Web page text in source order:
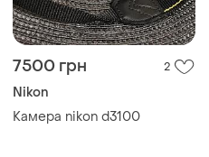
7500 грн 2
Nikon
Камера nikon d3100